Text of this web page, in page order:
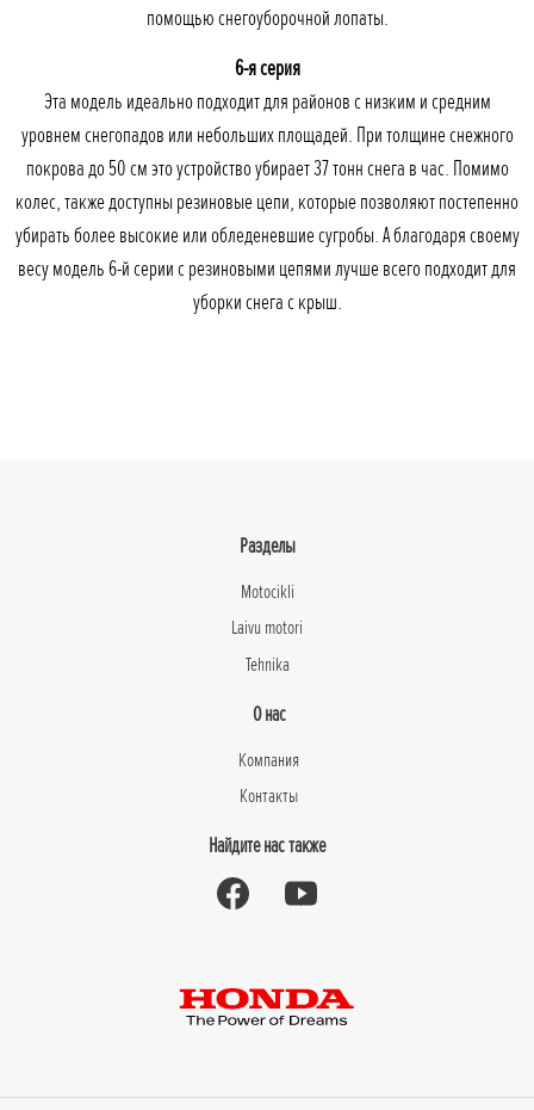
помощью снегоуборочной лопаты.
6-я серия
Эта модель идеально подходит для районов с низким и средним
уровнем снегопадов или небольших площадей. При толщине снежного
покрова до 50 см это устройство убирает 37 тонн снега в час. Помимо
колес, также доступны резиновые цепи, которые позволяют постепенно
убирать более высокие или обледеневшие сугробы. А благодаря своему
весу модель 6-й серии с резиновыми цепями лучше всего подходит для
уборки снега с крыш.
Разделы
Motocikli
Laivu motori
Tehnika
О нас
Компания
Контакты
Найдите нас также